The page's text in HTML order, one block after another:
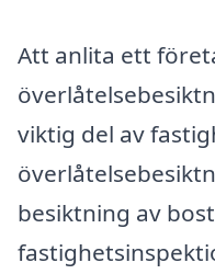
Att anlita ett
viktig del av
besiktning av